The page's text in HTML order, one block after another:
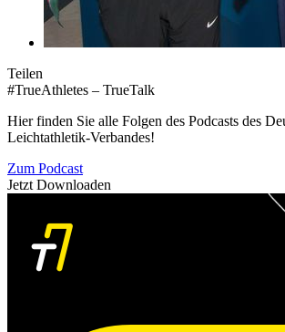
Teilen
#TrueAthletes – TrueTalk
Hier finden Sie alle Folgen des Podcasts des
Leichtathletik-Verbandes!
Zum Podcast
Jetzt Downloaden